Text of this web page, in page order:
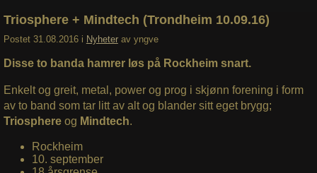
Triosphere + Mindtech (Trondheim 10.09.16)
Postet 31.08.2016 i Nyheter av yngve
Disse to banda hamrer løs på Rockheim snart.
Enkelt og greit, metal, power og prog i skjønn forening i form
av to band som tar litt av alt og blander sitt eget brygg;
Triosphere og Mindtech.
Rockheim
10. september